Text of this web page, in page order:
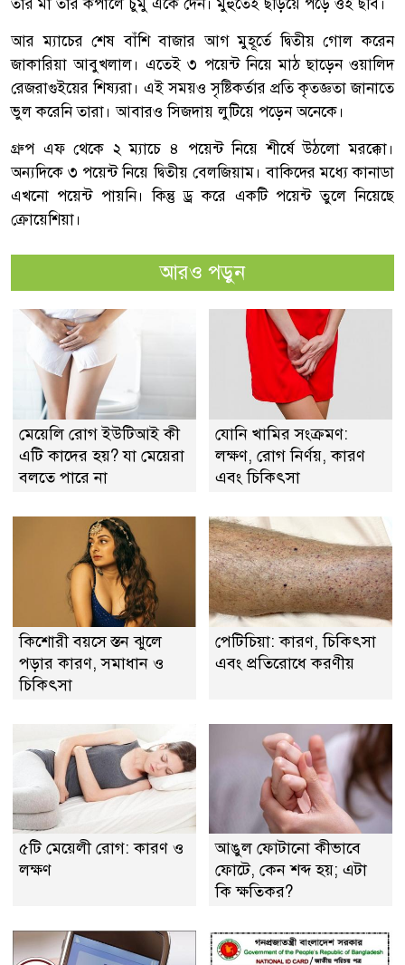
তার মা তার কপালে চুমু এঁকে দেন। মুহুর্তেই ছড়িয়ে পড়ে ওই ছবি।
আর ম্যাচের শেষ বাঁশি বাজার আগ মুহূর্তে দ্বিতীয় গোল করেন
জাকারিয়া আবুখলাল। এতেই ৩ পয়েন্ট নিয়ে মাঠ ছাড়েন ওয়ালিদ
রেজরাগুইয়ের শিষ্যরা। এই সময়ও সৃষ্টিকর্তার প্রতি কৃতজ্ঞতা জানাতে
ভুল করেনি তারা। আবারও সিজদায় লুটিয়ে পড়েন অনেকে।
গ্রুপ এফ থেকে ২ ম্যাচে ৪ পয়েন্ট নিয়ে শীর্ষে উঠলো মরক্কো।
অন্যদিকে ৩ পয়েন্ট নিয়ে দ্বিতীয় বেলজিয়াম। বাকিদের মধ্যে কানাডা
এখনো পয়েন্ট পায়নি। কিন্তু ড্র করে একটি পয়েন্ট তুলে নিয়েছে
ক্রোয়েশিয়া।
আরও পড়ুন
মেয়েলি রোগ ইউটিআই কী
এটি কাদের হয়? যা মেয়েরা
বলতে পারে না
যোনি খামির সংক্রমণ:
লক্ষণ, রোগ নির্ণয়, কারণ
এবং চিকিৎসা
কিশোরী বয়সে স্তন ঝুলে
পড়ার কারণ, সমাধান ও
চিকিৎসা
পেটিচিয়া: কারণ, চিকিৎসা
এবং প্রতিরোধে করণীয়
৫টি মেয়েলী রোগ: কারণ ও
লক্ষণ
আঙুল ফোটানো কীভাবে
ফোটে, কেন শব্দ হয়; এটা
কি ক্ষতিকর?